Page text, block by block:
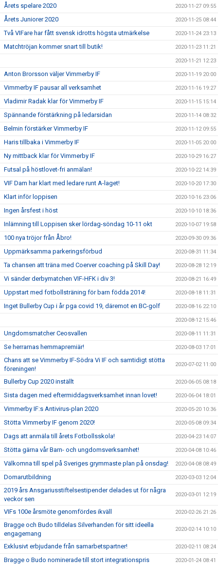
Årets spelare 2020 2020-11-27 09:55
Årets Juniorer 2020 2020-11-25 08:44
Två VIFare har fått svensk idrotts högsta utmärkelse 2020-11-24 23:13
Matchtröjan kommer snart till butik! 2020-11-23 11:21
2020-11-21 12:23
Anton Brorsson väljer Vimmerby IF 2020-11-19 20:00
Vimmerby IF pausar all verksamhet 2020-11-16 19:27
Vladimir Radak klar för Vimmerby IF 2020-11-15 15:14
Spännande förstärkning på ledarsidan 2020-11-14 08:32
Belmin förstärker Vimmerby IF 2020-11-12 09:55
Haris tillbaka i Vimmerby IF 2020-11-05 20:00
Ny mittback klar för Vimmerby IF 2020-10-29 16:27
Futsal på höstlovet-fri anmälan! 2020-10-22 14:39
VIF Dam har klart med ledare runt A-laget! 2020-10-20 17:30
Klart inför loppisen 2020-10-16 23:06
Ingen årsfest i höst 2020-10-10 18:36
Inlämning till Loppisen sker lördag-söndag 10-11 okt 2020-10-07 19:58
100 nya tröjor från Åbro! 2020-09-30 09:36
Uppmärksamma parkeringsförbud 2020-08-31 11:34
Ta chansen att träna med Coerver coaching på Skill Day! 2020-08-28 12:19
Vi sänder derbymatchen VIF-HFK i div 3! 2020-08-21 16:49
Uppstart med fotbollsträning för barn födda 2014! 2020-08-18 11:31
Inget Bullerby Cup i år pga covid 19, däremot en BC-golf 2020-08-16 22:10
2020-08-12 15:46
Ungdomsmatcher Ceosvallen 2020-08-11 11:31
Se herrarnas hemmapremiär! 2020-08-03 17:01
Chans att se Vimmerby IF-Södra Vi IF och samtidigt stötta
föreningen!
2020-07-02 11:00
Bullerby Cup 2020 inställt 2020-06-05 08:18
Sista dagen med eftermiddagsverksamhet innan lovet! 2020-06-04 18:01
Vimmerby IF:s Antivirus-plan 2020 2020-05-20 10:36
Stötta Vimmerby IF genom 2020! 2020-05-08 09:34
Dags att anmäla till årets Fotbollsskola! 2020-04-23 14:07
Stötta gärna vår Barn- och ungdomsverksamhet! 2020-04-08 10:46
Välkomna till spel på Sveriges grymmaste plan på onsdag! 2020-04-08 08:49
Domarutbildning 2020-03-03 12:04
2019 års Ansgariusstiftelsestipender delades ut för några
veckor sen
2020-03-01 12:19
VIFs 100e årsmöte genomfördes ikväll 2020-02-26 21:26
Bragge och Budo tilldelas Silverhanden för sitt ideella
engagemang
2020-02-14 10:10
Exklusivt erbjudande från samarbetspartner! 2020-02-11 08:24
Bragge o Budo nominerade till stort integrationspris 2020-01-24 08:41